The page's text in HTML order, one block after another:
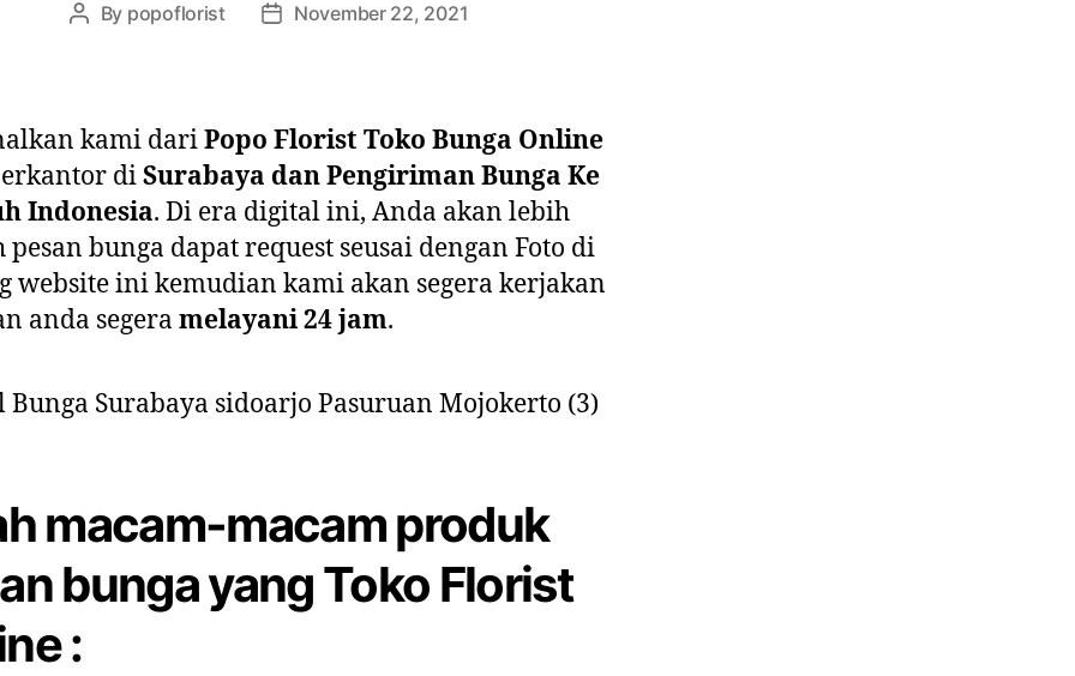
By popoflorist November 22, 2021
kami dariPopo Florist Toko Bunga Online
diSurabaya dan Pengiriman Bunga Ke
Indonesia. Di era digital ini, Anda akan lebih
pesan bunga dapat request seusai dengan Foto di
website ini kemudian kami akan segera kerjakan
anda segera melayani 24 jam.
macam-macam produk
bunga yang Toko Florist
: